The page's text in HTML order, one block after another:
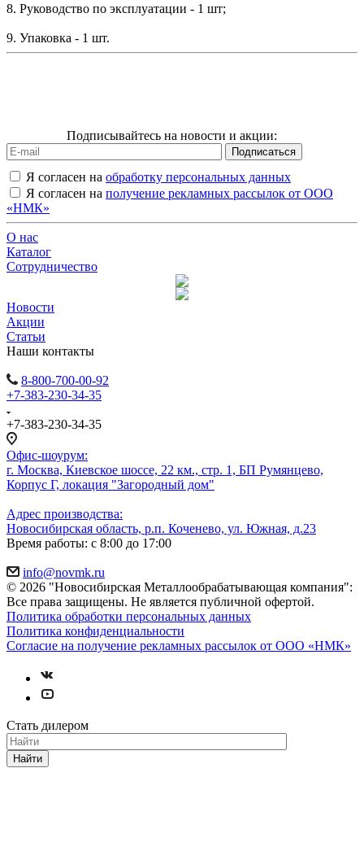
8. Руководство по эксплуатации - 1 шт;
9. Упаковка - 1 шт.
Подписывайтесь на новости и акции:
Я согласен на обработку персональных данных
Я согласен на получение рекламных рассылок от ООО
«НМК»
О нас
Каталог
Сотрудничество
Новости
Акции
Статьи
Наши контакты
8-800-700-00-92
+7-383-230-34-35
+7-383-230-34-35
Офис-шоурум:
г. Москва, Киевское шоссе, 22 км., стр. 1, БП Румянцево,
Корпус Г, локация "Загородный дом"
Адрес производства:
Новосибирская область, р.п. Коченево, ул. Южная, д.23
Время работы: с 8:00 до 17:00
info@novmk.ru
© 2026 "Новосибирская Металлообрабатывающая компания":
Все права защищены. Не является публичной офертой.
Политика обработки персональных данных
Политика конфиденциальности
Согласие на получение рекламных рассылок от ООО «НМК»
Стать дилером
Найти